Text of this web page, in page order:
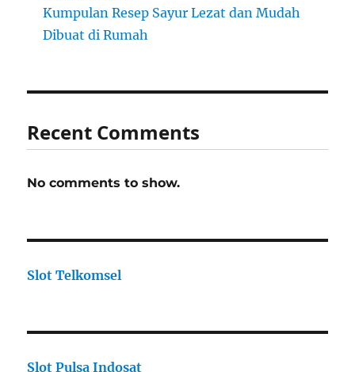
Kumpulan Resep Sayur Lezat dan Mudah
Dibuat di Rumah
Recent Comments
No comments to show.
Slot Telkomsel
Slot Pulsa Indosat